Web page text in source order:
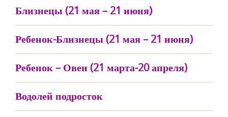
Близнецы (21 мая – 21 июня)
Ребенок-Близнецы (21 мая – 21 июня)
Ребенок – Овен (21 марта-20 апреля)
Водолей подросток